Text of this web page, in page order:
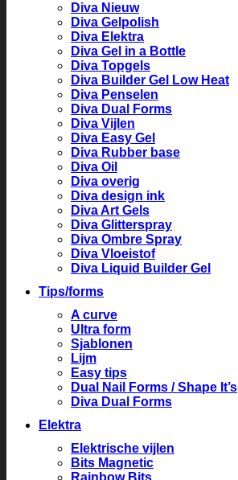
Diva Nieuw
Diva Gelpolish
Diva Elektra
Diva Gel in a Bottle
Diva Topgels
Diva Builder Gel Low Heat
Diva Penselen
Diva Dual Forms
Diva Vijlen
Diva Easy Gel
Diva Rubber base
Diva Oil
Diva overig
Diva design ink
Diva Art Gels
Diva Glitterspray
Diva Ombre Spray
Diva Vloeistof
Diva Liquid Builder Gel
Tips/forms
A curve
Ultra form
Sjablonen
Lijm
Easy tips
Dual Nail Forms / Shape It’s
Diva Dual Forms
Elektra
Elektrische vijlen
Bits Magnetic
Rainbow Bits